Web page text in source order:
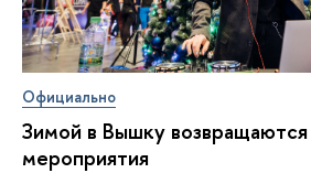
Официально
Зимой в Вышку
мероприятия